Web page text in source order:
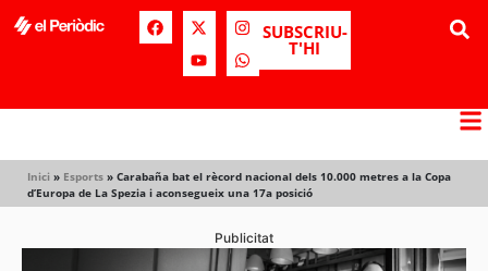
SUBSCRIU-
T'HI
Inici » Esports » Carabaña bat el rècord nacional dels 10.000 metres a la Copa
d’Europa de La Spezia i aconsegueix una 17a posició
Publicitat